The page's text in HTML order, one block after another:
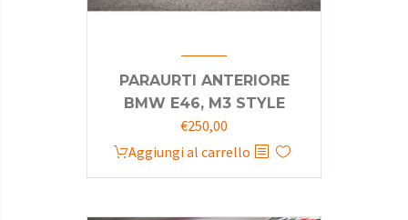
PARAURTI ANTERIORE
BMW E46, M3 STYLE
€250,00
Aggiungi al carrello